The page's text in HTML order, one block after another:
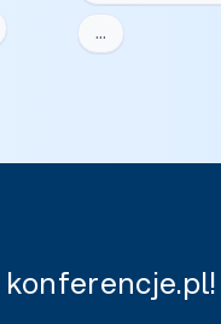
…
konferencje.pl!